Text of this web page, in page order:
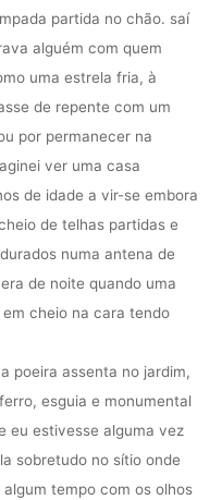
partida no chão. saí
alguém com quem
uma estrela fria, à
de repente com um
por permanecer na
ver uma casa
de idade a vir-se embora
de telhas partidas e
numa antena de
de noite quando uma
cheio na cara tendo
poeira assenta no jardim,
esguia e monumental
eu estivesse alguma vez
sobretudo no sítio onde
tempo com os olhos